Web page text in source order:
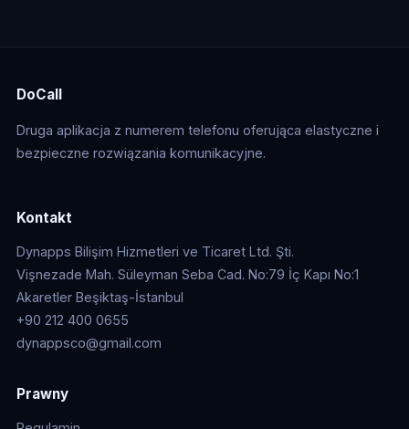
DoCall
Druga aplikacja z numerem telefonu oferująca elastyczne i
bezpieczne rozwiązania komunikacyjne.
Kontakt
Dynapps Bilişim Hizmetleri ve Ticaret Ltd. Şti.
Vişnezade Mah. Süleyman Seba Cad. No:79 İç Kapı No:1
Akaretler Beşiktaş-İstanbul
+90 212 400 0655
dynappsco@gmail.com
Prawny